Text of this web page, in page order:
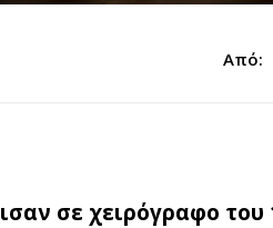
Από:
σε χειρόγραφο